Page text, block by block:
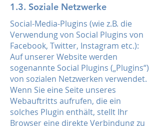
1.3. Soziale Netzwerke
Social-Media-Plugins (wie z.B. die
Verwendung von Social Plugins von
Facebook, Twitter, Instagram etc.):
Auf unserer Website werden
sogenannte Social Plugins („Plugins“)
von sozialen Netzwerken verwendet.
Wenn Sie eine Seite unseres
Webauftritts aufrufen, die ein
solches Plugin enthält, stellt Ihr
Browser eine direkte Verbindung zu